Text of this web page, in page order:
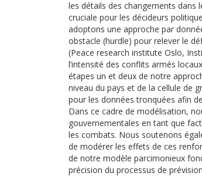
les détails des changements dans
cruciale pour les décideurs
adoptons une approche par
obstacle (hurdle) pour relever le
(Peace research institute Oslo,
l’intensité des conflits armés
étapes un et deux de notre
niveau du pays et de la cellule de
pour les données tronquées afin
Dans ce cadre de modélisation,
gouvernementales en tant que
les combats. Nous soutenons
de modérer les effets de ces
de notre modèle parcimonieux
précision du processus de